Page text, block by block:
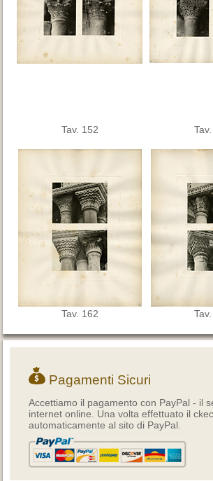
Tav. 152
Tav. 162
Pagamenti Sicuri
Accettiamo il pagamento con PayPal - il
internet online. Una volta effettuato il
automaticamente al sito di PayPal.